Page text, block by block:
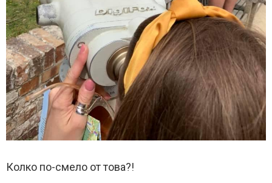
Колко по-смело от това?!